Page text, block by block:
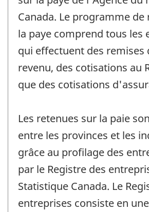
Canada. Le programme de
la paye comprend tous les
qui effectuent des
revenu, des cotisations au
que des cotisations
Les retenues sur la paie
entre les provinces et les
grâce au profilage des
par le Registre des
Statistique Canada. Le
entreprises consiste en